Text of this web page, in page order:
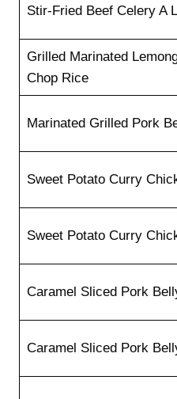
Stir-Fried Beef Celery A
Grilled Marinated
Chop Rice
Marinated Grilled Pork
Sweet Potato Curry
Sweet Potato Curry
Caramel Sliced Pork
Caramel Sliced Pork